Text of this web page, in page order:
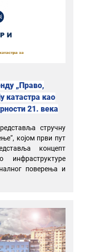
„Право,
катастра као
21. века
стручну
којом први пут
концепт
инфраструктуре
поверења и